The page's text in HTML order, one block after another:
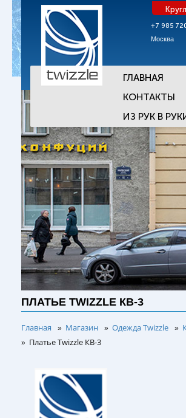
+7 985
Москва
ГЛАВНАЯ
КОНТАКТЫ
ИЗ РУК В
ПЛАТЬЕ TWIZZLE КВ-3
Главная » Магазин » Одежда Twizzle »
» Платье Twizzle КВ-3